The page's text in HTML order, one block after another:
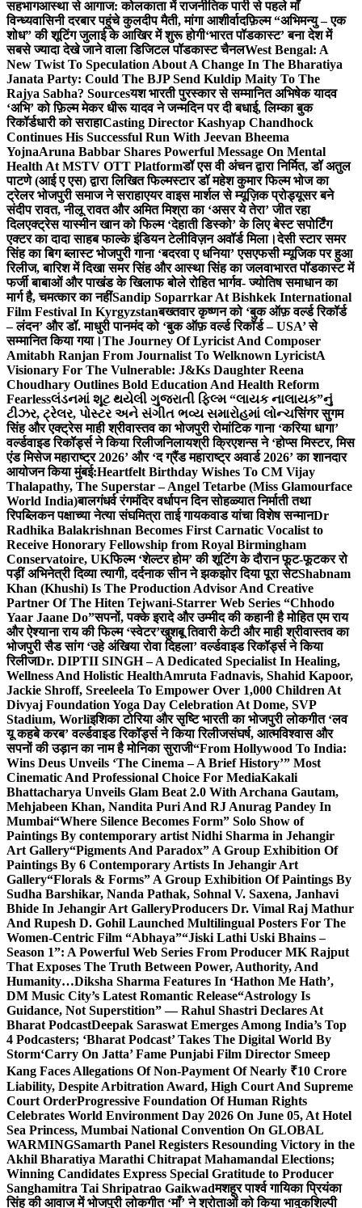
सहभागआस्था से आगाज: कोलकाता में राजनीतिक पारी से पहले माँ
विन्ध्यवासिनी दरबार पहुंचे कुलदीप मैती, मांगा आशीर्वादफ़िल्म “अभिमन्यु – एक
शोध” की शूटिंग जुलाई के आखिर में शुरू होगी‘भारत पॉडकास्ट’ बना देश में
सबसे ज्यादा देखे जाने वाला डिजिटल पॉडकास्ट चैनलWest Bengal: A
New Twist To Speculation About A Change In The Bharatiya
Janata Party: Could The BJP Send Kuldip Maity To The
Rajya Sabha? Sourcesयश भारती पुरस्कार से सम्मानित अभिषेक यादव
‘अभि’ को फ़िल्म मेकर धीरू यादव ने जन्मदिन पर दी बधाई, लिम्का बुक
रिकॉर्डधारी को सराहाCasting Director Kashyap Chandhock
Continues His Successful Run With Jeevan Bheema
YojnaAruna Babbar Shares Powerful Message On Mental
Health At MSTV OTT Platformडॉ एस वी अंचन द्वारा निर्मित, डॉ अतुल
पाटणे (आई ए एस) द्वारा लिखित फिल्मस्टार डॉ महेश कुमार फिल्म भोज का
ट्रेलर भोजपुरी समाज ने सराहाएयर वाइस मार्शल से म्यूज़िक प्रोड्यूसर बने
संदीप रावत, नीलू रावत और अमित मिश्रा का ‘असर ये तेरा’ जीत रहा
दिलएक्ट्रेस यास्मीन खान को फिल्म ‘देहाती डिस्को’ के लिए बेस्ट सपोर्टिंग
एक्टर का दादा साहब फाल्के इंडियन टेलीविज़न अवॉर्ड मिला।देसी स्टार समर
सिंह का बिग ब्लास्ट भोजपुरी गाना ‘बदरवा ए धनिया’ एसएफसी म्यूजिक पर हुआ
रिलीज, बारिश में दिखा समर सिंह और आस्था सिंह का जलवाभारत पॉडकास्ट में
फर्जी बाबाओं और पाखंड के खिलाफ बोले रोहित भार्गव- ज्योतिष समाधान का
मार्ग है, चमत्कार का नहींSandip Soparrkar At Bishkek International
Film Festival In Kyrgyzstanबख्तवार कृष्णन को ‘बुक ऑफ़ वर्ल्ड रिकॉर्ड
– लंदन’ और डॉ. माधुरी पानमंद को ‘बुक ऑफ़ वर्ल्ड रिकॉर्ड – USA’ से
सम्मानित किया गया।The Journey Of Lyricist And Composer
Amitabh Ranjan From Journalist To Welknown LyricistA
Visionary For The Vulnerable: J&Ks Daughter Reena
Choudhary Outlines Bold Education And Health Reform
Fearlessલંડનમાં શૂટ થયેલી ગુજરાતી ફિલ્મ “લાયક નાલાયક”નું
ટીઝર, ટ્રેલર, પોસ્ટર અને સંગીત ભવ્ય સમારોહમાં લોન્ચसिंगर सुगम
सिंह और एक्ट्रेस माही श्रीवास्तव का भोजपुरी रोमांटिक गाना ‘करिया धागा’
वर्ल्डवाइड रिकॉर्ड्स ने किया रिलीजनिलायश्री क्रिएशन्स ने ‘होप्स मिस्टर, मिस
एंड मिसेज महाराष्ट्र 2026’ और ‘द ग्रैंड महाराष्ट्र अवार्ड 2026’ का शानदार
आयोजन किया मुंबई:Heartfelt Birthday Wishes To CM Vijay
Thalapathy, The Superstar – Angel Tetarbe (Miss Glamourface
World India)बालगंधर्व रंगमंदिर वर्धापन दिन सोहळ्यात निर्माती तथा
रिपब्लिकन पक्षाच्या नेत्या संघमित्रा ताई गायकवाड यांचा विशेष सन्मानDr
Radhika Balakrishnan Becomes First Carnatic Vocalist to
Receive Honorary Fellowship from Royal Birmingham
Conservatoire, UKफिल्म ‘शेल्टर होम’ की शूटिंग के दौरान फूट-फूटकर रो
पड़ीं अभिनेत्री दिव्या त्यागी, दर्दनाक सीन ने झकझोर दिया पूरा सेटShabnam
Khan (Khushi) Is The Production Advisor And Creative
Partner Of The Hiten Tejwani-Starrer Web Series “Chhodo
Yaar Jaane Do”सपनों, पक्के इरादे और उम्मीद की कहानी है मोहित एम राय
और ऐश्याना राय की फिल्म ‘स्वेटर’खुशबू तिवारी केटी और माही श्रीवास्तव का
भोजपुरी सैड सांग ‘उहे अंखिया रोवा दिहला’ वर्ल्डवाइड रिकॉर्ड्स ने किया
रिलीजDr. DIPTII SINGH – A Dedicated Specialist In Healing,
Wellness And Holistic HealthAmruta Fadnavis, Shahid Kapoor,
Jackie Shroff, Sreeleela To Empower Over 1,000 Children At
Divyaj Foundation Yoga Day Celebration At Dome, SVP
Stadium, Worliइशिका टोरिया और सृष्टि भारती का भोजपुरी लोकगीत ‘लव
यू कहबे करब’ वर्ल्डवाइड रिकॉर्ड्स ने किया रिलीजसंघर्ष, आत्मविश्वास और
सपनों की उड़ान का नाम है मोनिका सुराजी“From Hollywood To India:
Wins Deus Unveils ‘The Cinema – A Brief History’” Most
Cinematic And Professional Choice For MediaKakali
Bhattacharya Unveils Glam Beat 2.0 With Archana Gautam,
Mehjabeen Khan, Nandita Puri And RJ Anurag Pandey In
Mumbai“Where Silence Becomes Form” Solo Show of
Paintings By contemporary artist Nidhi Sharma in Jehangir
Art Gallery“Pigments And Paradox” A Group Exhibition Of
Paintings By 6 Contemporary Artists In Jehangir Art
Gallery“Florals & Forms” A Group Exhibition Of Paintings By
Sudha Barshikar, Nanda Pathak, Sohnal V. Saxena, Janhavi
Bhide In Jehangir Art GalleryProducers Dr. Vimal Raj Mathur
And Rupesh D. Gohil Launched Multilingual Posters For The
Women-Centric Film “Abhaya”“Jiski Lathi Uski Bhains –
Season 1”: A Powerful Web Series From Producer MK Rajput
That Exposes The Truth Between Power, Authority, And
Humanity…Diksha Sharma Features In ‘Hathon Me Hath’,
DM Music City’s Latest Romantic Release“Astrology Is
Guidance, Not Superstition” — Rahul Shastri Declares At
Bharat PodcastDeepak Saraswat Emerges Among India’s Top
4 Podcasters; ‘Bharat Podcast’ Takes The Digital World By
Storm‘Carry On Jatta’ Fame Punjabi Film Director Smeep
Kang Faces Allegations Of Non-Payment Of Nearly ₹10 Crore
Liability, Despite Arbitration Award, High Court And Supreme
Court OrderProgressive Foundation Of Human Rights
Celebrates World Environment Day 2026 On June 05, At Hotel
Sea Princess, Mumbai National Convention On GLOBAL
WARMINGSamarth Panel Registers Resounding Victory in the
Akhil Bharatiya Marathi Chitrapat Mahamandal Elections;
Winning Candidates Express Special Gratitude to Producer
Sanghamitra Tai Shripatrao Gaikwadमशहूर पार्श्व गायिका प्रियंका
सिंह की आवाज में भोजपुरी लोकगीत ‘माँ’ ने श्रोताओं को किया भावुकशिल्पी